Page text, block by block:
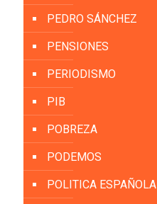
PEDRO SÁNCHEZ
PENSIONES
PERIODISMO
PIB
POBREZA
PODEMOS
POLITICA ESPAÑOLA